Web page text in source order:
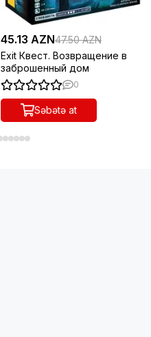
45.13 AZN47.50 AZN
Exit Квест. Возвращение в
заброшенный дом
0
Səbətə at